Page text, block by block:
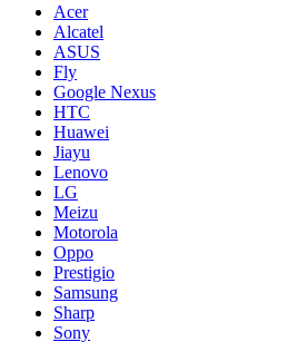
Acer
Alcatel
ASUS
Fly
Google Nexus
HTC
Huawei
Jiayu
Lenovo
LG
Meizu
Motorola
Oppo
Prestigio
Samsung
Sharp
Sony